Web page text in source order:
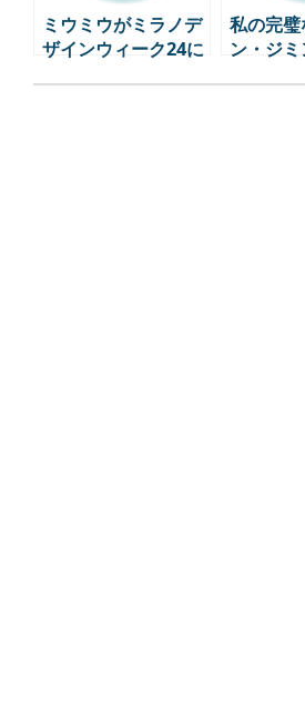
ミウミウがミラノデ
ザインウィーク24に
私の完
ン・ジ